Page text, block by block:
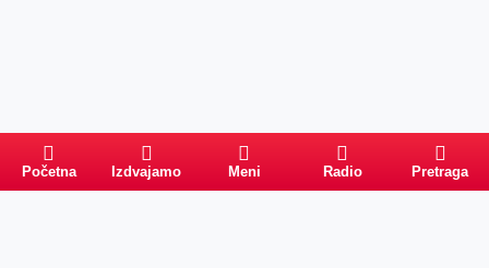
Početna Izdvajamo Meni Radio Pretraga